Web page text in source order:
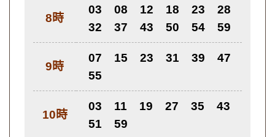
8時
03 08 12 18 23
28
32
37 43 50 54 59
9時
07 15 23 31 39
47
55
10時
03 11 19 27 35
43
51
59